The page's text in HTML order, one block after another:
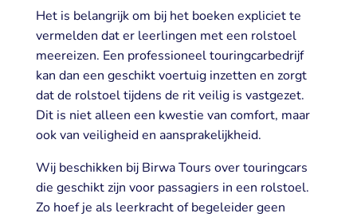
Het is belangrijk om bij het boeken expliciet te
vermelden dat er leerlingen met een rolstoel
meereizen. Een professioneel touringcarbedrijf
kan dan een geschikt voertuig inzetten en zorgt
dat de rolstoel tijdens de rit veilig is vastgezet.
Dit is niet alleen een kwestie van comfort, maar
ook van veiligheid en aansprakelijkheid.
Wij beschikken bij Birwa Tours over touringcars
die geschikt zijn voor passagiers in een rolstoel.
Zo hoef je als leerkracht of begeleider geen